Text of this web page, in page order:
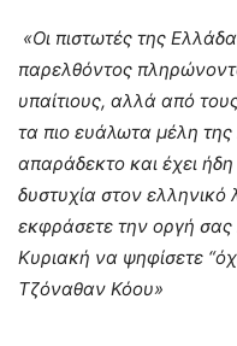
«Οι πιστωτές της
παρελθόντος
υπαίτιους, αλλά από
τα πιο ευάλωτα μέλη της
απαράδεκτο και έχει
δυστυχία στον
εκφράσετε την οργή σας
Κυριακή να ψηφίσετε
Τζόναθαν Κόου»